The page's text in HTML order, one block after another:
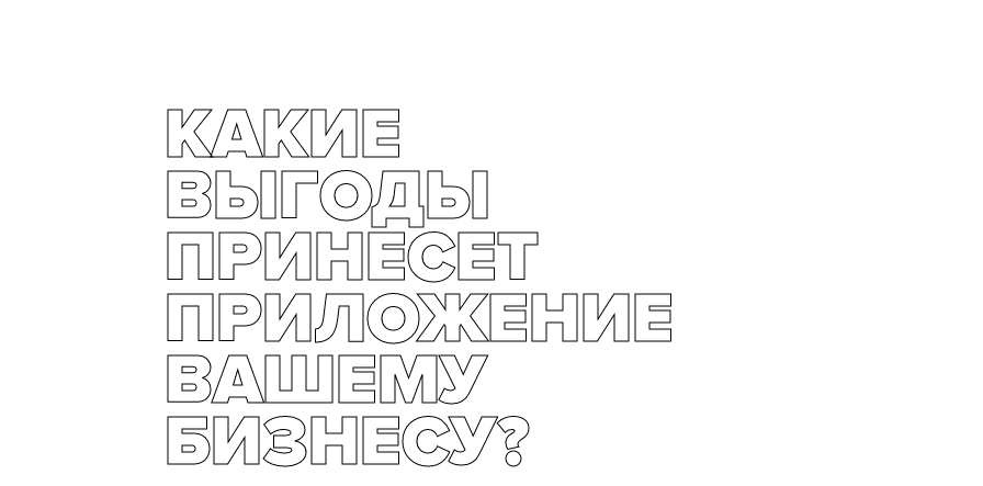
КАКИЕ
ВЫГОДЫ
ПРИНЕСЕТ
ПРИЛОЖЕНИЕ
ВАШЕМУ
БИЗНЕСУ?